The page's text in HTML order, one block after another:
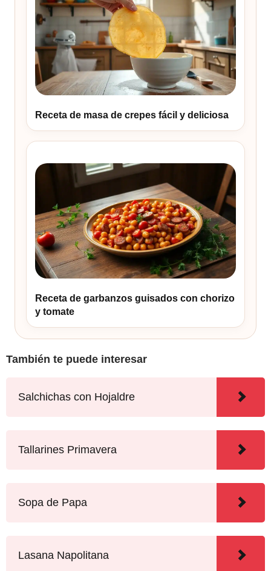
Receta de masa de crepes fácil y deliciosa
Receta de garbanzos guisados con chorizo
y tomate
También te puede interesar
Salchichas con Hojaldre
Tallarines Primavera
Sopa de Papa
Lasana Napolitana